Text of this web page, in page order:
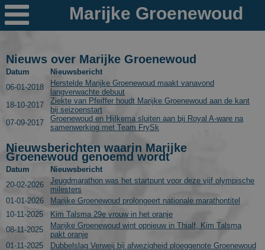

Nieuws
Ploegen
PR's
Schaatspeloton.nl
Nieuws over Marijke Groenewoud
Datum
Nieuwsbericht
06-01-2018
Herstelde Marijke Groenewoud maakt vanavond
langverwachte debuut
18-10-2017
Ziekte van Pfeiffer houdt Marijke Groenewoud aan de kant
bij seizoenstart
07-09-2017
Groenewoud en Hijlkema sluiten aan bij Royal A-ware na
samenwerking met Team FrySk
Nieuwsberichten waarin Marijke
Groenewoud genoemd wordt
Datum
Nieuwsbericht
20-02-2026
Jeugdmarathon was het startpunt voor deze vijf olympische
milesters
01-01-2026
Marijke Groenewoud prolongeert nationale marathontitel
10-11-2025
Kim Talsma 29e vrouw in het oranje
08-11-2025
Marijke Groenewoud wint opnieuw in Thialf, Kim Talsma
pakt oranje
01-11-2025
Dubbelslag Verweij bij afwezigheid ploeggenote Groenewoud